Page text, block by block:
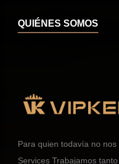
QUIÉNES SOMOS
Para quien todavía no
Services Trabajamos